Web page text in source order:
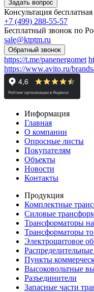
Консультация
+7 (499) 288-55-57
Бесплатный звонок по
sale@ktptm.ru
https://t.me/panenergomet
https://www.avito.ru/
Информация
Главная
О компании
Опросные листы
Покупателям
Объекты
Новости
Контакты
Продукция
Комплектные
Силовые
Трансформаторы
Трансформаторы
Электрощитовое
Пункты
Высоковольтные
Разъединители
Запасные части